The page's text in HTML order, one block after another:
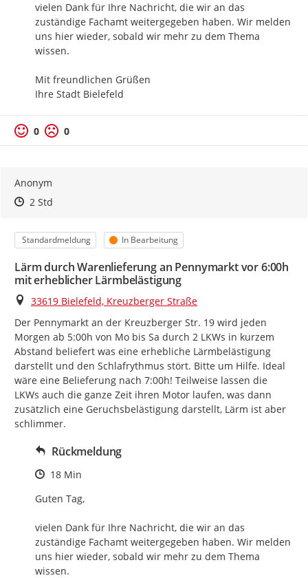
vielen Dank für Ihre Nachricht, die wir an das
zuständige Fachamt weitergegeben haben. Wir melden
uns hier wieder, sobald wir mehr zu dem Thema
wissen.
Mit freundlichen Grüßen
Ihre Stadt Bielefeld
0 0
Anonym
Zeitpunkt des Erstellens
Zeitpunkt des Erstellens
2 StdZur Äußerung
Kategorie
Standardmeldung Status
In Bearbeitung
Lärm durch Warenlieferung an Pennymarkt vor 6:00h
mit erheblicher Lärmbelästigung
Ort
33619 Bielefeld, Kreuzberger Straße
Der Pennymarkt an der Kreuzberger Str. 19 wird jeden
Morgen ab 5:00h von Mo bis Sa durch 2 LKWs in kurzem
Abstand beliefert was eine erhebliche Lärmbelästigung
darstellt und den Schlafrythmus stört. Bitte um Hilfe. Ideal
wäre eine Belieferung nach 7:00h! Teilweise lassen die
LKWs auch die ganze Zeit ihren Motor laufen, was dann
zusätzlich eine Geruchsbelästigung darstellt, Lärm ist aber
schlimmer.
Rückmeldung
Zeitpunkt des Erstellens
18 Min
Guten Tag,
vielen Dank für Ihre Nachricht, die wir an das
zuständige Fachamt weitergegeben haben. Wir melden
uns hier wieder, sobald wir mehr zu dem Thema
wissen.